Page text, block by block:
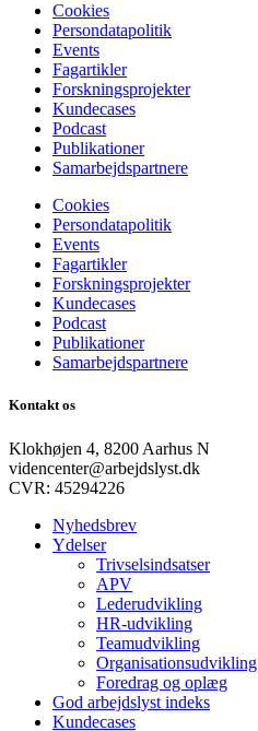
Cookies
Persondatapolitik
Events
Fagartikler
Forskningsprojekter
Kundecases
Podcast
Publikationer
Samarbejdspartnere
Cookies
Persondatapolitik
Events
Fagartikler
Forskningsprojekter
Kundecases
Podcast
Publikationer
Samarbejdspartnere
Kontakt os
Klokhøjen 4, 8200 Aarhus N
videncenter@arbejdslyst.dk
CVR: 45294226
Nyhedsbrev
Ydelser
Trivselsindsatser
APV
Lederudvikling
HR-udvikling
Teamudvikling
Organisationsudvikling
Foredrag og oplæg
God arbejdslyst indeks
Kundecases